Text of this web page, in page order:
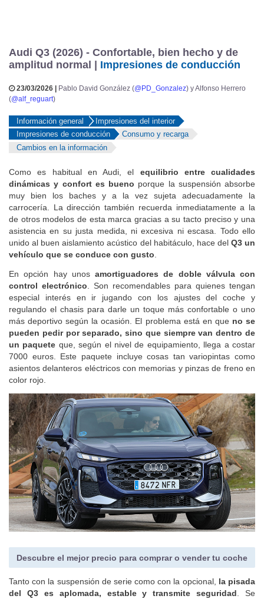
Audi Q3 (2026) - Confortable, bien hecho y de
amplitud normal | Impresiones de conducción
23/03/2026 | Pablo David González (@PD_Gonzalez) y Alfonso Herrero
(@alf_reguart)
Información general
Impresiones del interior
Impresiones de conducción
Consumo y recarga
Cambios en la información
Como es habitual en Audi, el equilibrio entre cualidades
dinámicas y confort es bueno porque la suspensión absorbe
muy bien los baches y a la vez sujeta adecuadamente la
carrocería. La dirección también recuerda inmediatamente a la
de otros modelos de esta marca gracias a su tacto preciso y una
asistencia en su justa medida, ni excesiva ni escasa. Todo ello
unido al buen aislamiento acústico del habitáculo, hace del Q3 un
vehículo que se conduce con gusto.
En opción hay unos amortiguadores de doble válvula con
control electrónico. Son recomendables para quienes tengan
especial interés en ir jugando con los ajustes del coche y
regulando el chasis para darle un toque más confortable o uno
más deportivo según la ocasión. El problema está en que no se
pueden pedir por separado, sino que siempre van dentro de
un paquete que, según el nivel de equipamiento, llega a costar
7000 euros. Este paquete incluye cosas tan variopintas como
asientos delanteros eléctricos con memorias y pinzas de freno en
color rojo.
Descubre el mejor precio para comprar o vender tu coche
Tanto con la suspensión de serie como con la opcional, la pisada
del Q3 es aplomada, estable y transmite seguridad. Se